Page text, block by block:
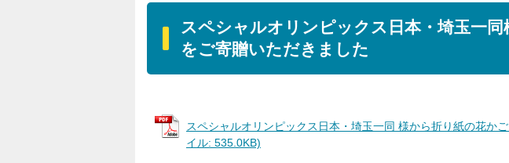
スペシャルオリンピックス日本・埼玉一
をご寄贈いただきました
スペシャルオリンピックス日本・埼玉一同 様から折り紙の花か
イル: 535.0KB)